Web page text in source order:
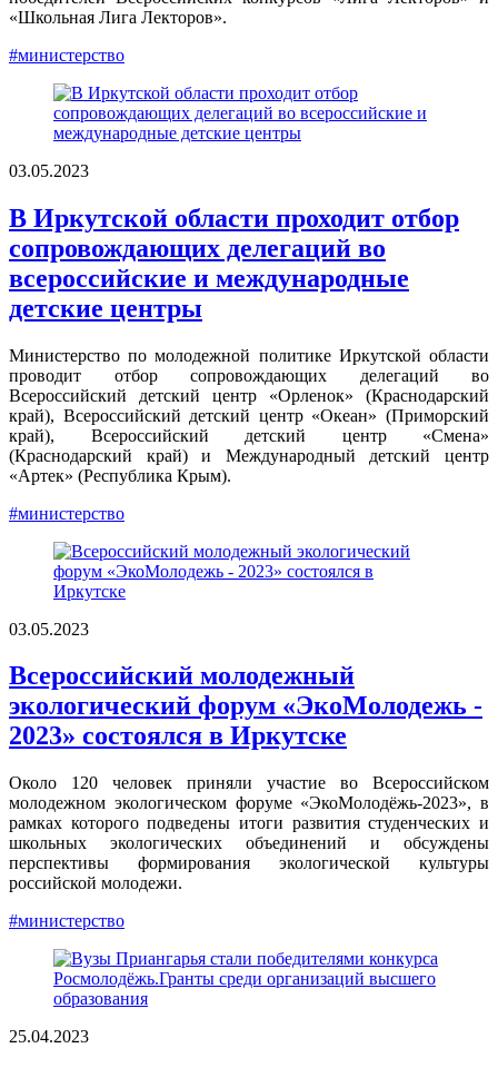
«Школьная Лига Лекторов».
#министерство
03.05.2023
В Иркутской области проходит отбор
сопровождающих делегаций во
всероссийские и международные
детские центры
Министерство по молодежной политике Иркутской области
проводит отбор сопровождающих делегаций во
Всероссийский детский центр «Орленок» (Краснодарский
край), Всероссийский детский центр «Океан» (Приморский
край), Всероссийский детский центр «Смена»
(Краснодарский край) и Международный детский центр
«Артек» (Республика Крым).
#министерство
03.05.2023
Всероссийский молодежный
экологический форум «ЭкоМолодежь -
2023» состоялся в Иркутске
Около 120 человек приняли участие во Всероссийском
молодежном экологическом форуме «ЭкоМолодёжь-2023», в
рамках которого подведены итоги развития студенческих и
школьных экологических объединений и обсуждены
перспективы формирования экологической культуры
российской молодежи.
#министерство
25.04.2023